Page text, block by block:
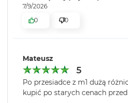
o
ś
i
y
s
k
u
Rozdzielczość natywna 2880 na 1864
Jasność 500 nitów
Kolory
Możliwość wyświetlania miliarda
Szeroka gama kolorów (P3)
Pojemność baterii
Szybkie ładowanie:
Możliwość
Ładowanie i
rozbudowa:
Dwa
(USB‑C)
7/9/2026
0
0
Mateusz
5
Po przesiadce z m1 dużą
kupić po starych cenach